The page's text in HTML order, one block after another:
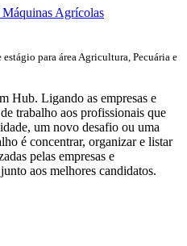
Agrícolas
estágio para área Agricultura, Pecuária e
Hub. Ligando as empresas e
trabalho aos profissionais que
um novo desafio ou uma
é concentrar, organizar e listar
pelas empresas e
aos melhores candidatos.